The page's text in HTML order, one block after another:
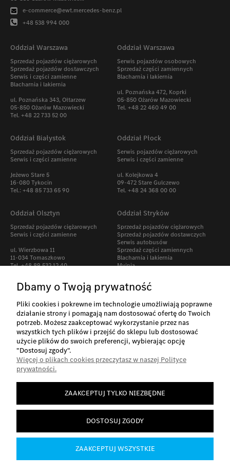
e-commerce@ewt.mercedes-benz.pl
+48 538 994 000
Oddział Warszawa
Sprzedaż pojazdów ciężarowych
Sprzedaż pojazdów dostawczych
Serwis i części zamienne
Blacharnia i lakiernia
ul. Poznańska 343, Ołtarzew
05-850 Ożarów Mazowiecki
Tel. +48 22 733 52 00
Oddział Warszawa
Serwis pojazdów osobowych
Sprzedaż części zamiennych
Blacharnia i lakiernia
ul. Poznańska 472, Koprki
05-850 Ożarów Mazowiecki
Tel. +48 22 460 49 00
Oddział Białystok
Sprzedaż pojazdów ciężarowych
Serwis i części zamienne
Jeżewo Stare 5
16-080 Tykocin
Tel.: +48 85 733 65 90
Oddział Płock
Serwis pojazdów ciężarowych
Serwis i części zamienne
ul. Kolejkowa 4
09-472 Stare Gulczewo
Tel. +48 24 368 00 00
Oddział Olsztyn
Sprzedaż pojazdów ciężarowych
Serwis i części zamienne
ul. Wierzbowa 11
11-034 Tomaszkowo
Tel. +48 89 532 12 40
Oddział Stryków
Sprzedaż pojazdów ciężarowych
Sprzedaż pojazdów dostawczych
Serwis autobusów
Sprzedaż części zamiennych
Blacharnia i lakiernia
Myjnia
Smolice 1L
Tel. +48 42 280 24 00
O nas
Informacje
Płatności i dostawa
Dbamy o Twoją prywatność
Pliki cookies i pokrewne im technologie umożliwiają poprawne
działanie strony i pomagają nam dostosować ofertę do Twoich
potrzeb. Możesz zaakceptować wykorzystanie przez nas
wszystkich tych plików i przejść do sklepu lub dostosować
użycie plików do swoich preferencji, wybierając opcję
"Dostosuj zgody".
Więcej o plikach cookies przeczytasz w naszej Polityce
prywatności.
ZAAKCEPTUJ TYLKO NIEZBĘDNE
DOSTOSUJ ZGODY
ZAAKCEPTUJ WSZYSTKIE